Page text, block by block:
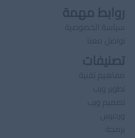
روابط مهمة
سياسة الخصوصية
تواصل معنا
تصنيفات
مفاهيم تقنية
تطوير ويب
تصميم ويب
وردبرس
برمجة